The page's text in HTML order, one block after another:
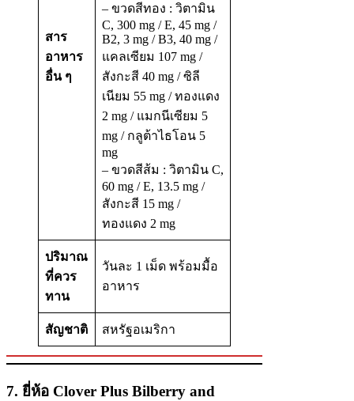
สาร
อาหาร
อื่น ๆ
– ขวดสีทอง : วิตามิน
C, 300 mg / E, 45 mg /
B2, 3 mg / B3, 40 mg /
แคลเซียม 107 mg /
สังกะสี 40 mg / ซิลี
เนียม 55 mg / ทองแดง
2 mg / แมกนีเซียม 5
mg / กลูต้าไธโอน 5
mg
– ขวดสีส้ม : วิตามิน C,
60 mg / E, 13.5 mg /
สังกะสี 15 mg /
ทองแดง 2 mg
ปริมาณ
ที่ควร
ทาน
วันละ 1 เม็ด พร้อมมื้อ
อาหาร
สัญชาติ สหรัฐอเมริกา
7. ยี่ห้อ Clover Plus Bilberry and